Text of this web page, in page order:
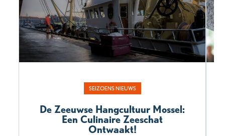
SEIZOENS NIEUWS
De Zeeuwse Hangcultuur Mossel:
Een Culinaire Zeeschat
Ontwaakt!